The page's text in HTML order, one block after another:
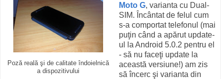
Poză reală şi de calitate îndoielnică
a dispozitivului
Moto G, varianta cu Dual-
SIM. Încântat de felul cum
s-a comportat telefonul (mai
puţin când a apărut update-
ul la Android 5.0.2 pentru el
- să nu faceţi update la
această versiune!) am zis
să încerc şi varianta din